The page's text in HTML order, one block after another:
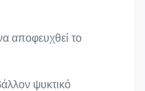
αποφευχθεί το
ψυκτικό